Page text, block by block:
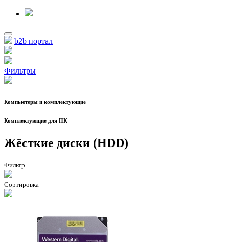
b2b портал
Фильтры
Компьютеры и комплектующие
Комплектующие для ПК
Жёсткие диски (HDD)
Фильтр
Сортировка